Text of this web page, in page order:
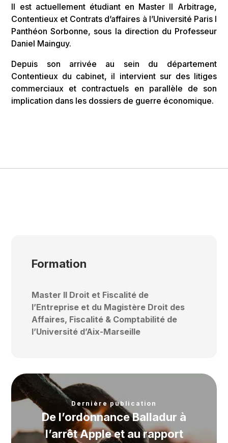
Il est actuellement étudiant en Master II Arbitrage,
Contentieux et Contrats d’affaires à l’Université Paris I
Panthéon Sorbonne, sous la direction du Professeur
Daniel Mainguy.
Depuis son arrivée au sein du département
Contentieux du cabinet, il intervient sur des litiges
commerciaux et contractuels en parallèle de son
implication dans les dossiers de guerre économique.
Formation
Master II Droit et Fiscalité de
l’Entreprise et du Magistère Droit des
Affaires, Fiscalité & Comptabilité de
l’Université d’Aix-Marseille
De l’ordonnance Balladur à
l’arrêt Apple et au rapport